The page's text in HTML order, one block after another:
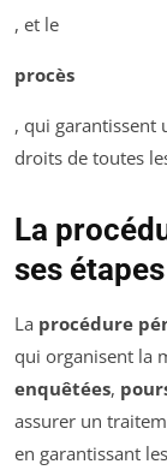
, et le
procès
, qui garantissent
droits de toutes
La
ses
La procédure
qui organisent la
enquêtées,
assurer un
en garantissant